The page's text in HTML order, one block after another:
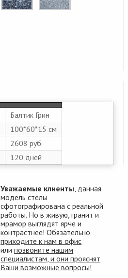
Балтик Грин
100*60*15 см
2608 руб.
120 дней
Уважаемые клиенты , данная
модель стелы
сфотографирована с реальной
работы. Но в живую, гранит и
мрамор выглядят ярче и
контрастнее! Обязательно
приходите к нам в офис
илипозвоните нашим
специалистам, и они прояснят
Ваши возможные вопросы!